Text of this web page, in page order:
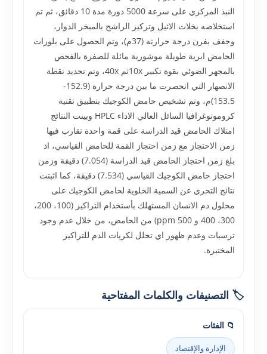
النبذ المركزي على سرعة 5000 دورة مدة 10 دقائق، ثم تم
استخلاصه بخلات الاثيل وتركيز الراشح بالمبخر الدوار،
وجفف بفرن درجة حرارته (37م)، وتم الحصول على بلورات
الحامض ابرية طويلة موشورية مائلة للصفرة بالفحص
بالمجهر الضوئي بقوة تكبير 10xثم 40x، وتم تحديد نقطة
الانصهار التي انحصرت ما بين درجة حرارة (152.9-
153.5)م، وتم تشخيص حامض الكوجيك بتطبيق تقنية
كروموتوغرافيا السائل العالي الاداء HPLC وبينت النتائج
امتلاك الحامض قيد الدراسة على قمة واحدة تقارب فيها
زمن الاحتجاز مع زمن احتجاز القمة للحامض القياسي، اذ
بلغ زمن احتجاز الحامض قيد الدراسة (7.054) دقيقة وزمن
احتجاز حامض الكوجيك القياسي (7.534) دقيقة، كما اثبتت
نتائج التحري عن السمية الخلوية لحامض الكوجيك على
محلول دم الانسان المستهلك بأستخدام التراكيز (100، 200،
300، 400 و 500 ppm) من الحامض، من خلال عدم وجود
ترسبات وعدم ظهور اي تحلل لكريات الدم للتراكيز
المختبرة.
🏷️ التصنيفات والكلمات المفتاحية
📁 الفئات
الإدارة والإقتصاد